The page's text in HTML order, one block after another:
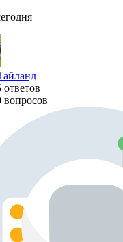
ответов
вопросов